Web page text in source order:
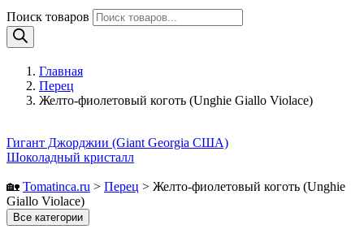
Поиск товаров
Главная
Перец
Желто-фиолетовый коготь (Unghie Giallo Violace)
Гигант Джорджии (Giant Georgia США)
Шоколадный кристалл
🏡 Tomatinсa.ru > Перец > Желто-фиолетовый коготь (Unghie
Giallo Violace)
Все категории